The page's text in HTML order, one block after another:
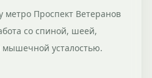
метро Проспект Ветеранов
со спиной, шеей,
усталостью.